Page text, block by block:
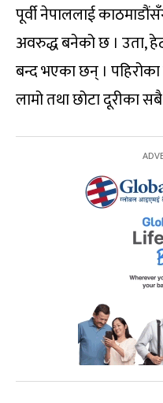
पूर्वी नेपाललाई
अवरुद्ध बनेको छ । उता,
बन्द भएका छन् ।
लामो तथा छोटा दूरीका